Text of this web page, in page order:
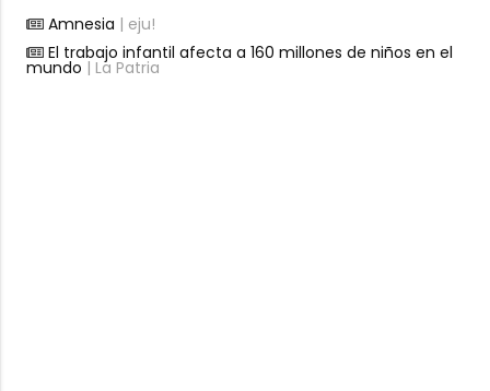
Amnesia | eju!
El trabajo infantil afecta a 160 millones de niños en el
mundo | La Patria